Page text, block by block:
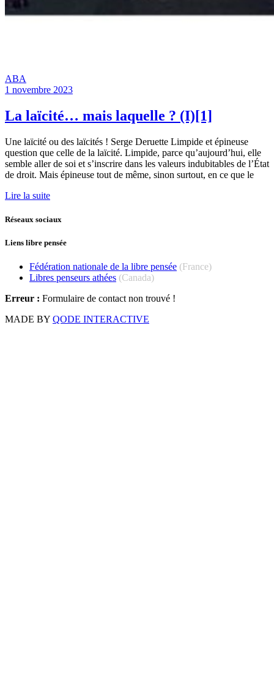
ABA
1 novembre 2023
La laïcité… mais laquelle ? (I)[1]
Une laïcité ou des laïcités ! Serge Deruette Limpide et épineuse
question que celle de la laïcité. Limpide, parce qu’aujourd’hui, elle
semble aller de soi et s’inscrire dans les valeurs indubitables de l’État
de droit. Mais épineuse tout de même, sinon surtout, en ce que le
Lire la suite
Réseaux sociaux
Liens libre pensée
Fédération nationale de la libre pensée (France)
Libres penseurs athées (Canada)
Erreur : Formulaire de contact non trouvé !
MADE BY QODE INTERACTIVE